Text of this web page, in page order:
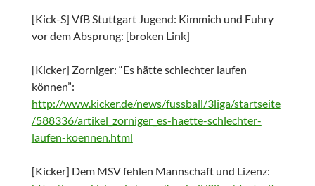
[Kick-S] VfB Stuttgart Jugend: Kimmich und Fuhry
vor dem Absprung: [broken Link]
[Kicker] Zorniger: “Es hätte schlechter laufen
können”:
http://www.kicker.de/news/fussball/3liga/startseite
/588336/artikel_zorniger_es-haette-schlechter-
laufen-koennen.html
[Kicker] Dem MSV fehlen Mannschaft und Lizenz: